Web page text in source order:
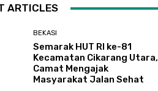
ARTICLES
BEKASI
Semarak HUT RI ke-81
Kecamatan Cikarang Utara,
Camat Mengajak
Masyarakat Jalan Sehat